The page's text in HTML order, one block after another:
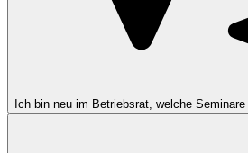
Ich bin neu im Betriebsrat, welche